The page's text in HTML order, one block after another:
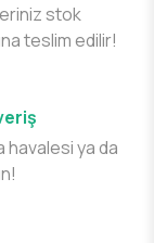
stok
teslim edilir!
havalesi ya da